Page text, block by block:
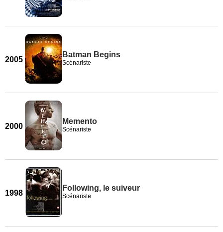
2005
Batman Begins
Scénariste
2000
Memento
Scénariste
1998
Following, le suiveur
Scénariste